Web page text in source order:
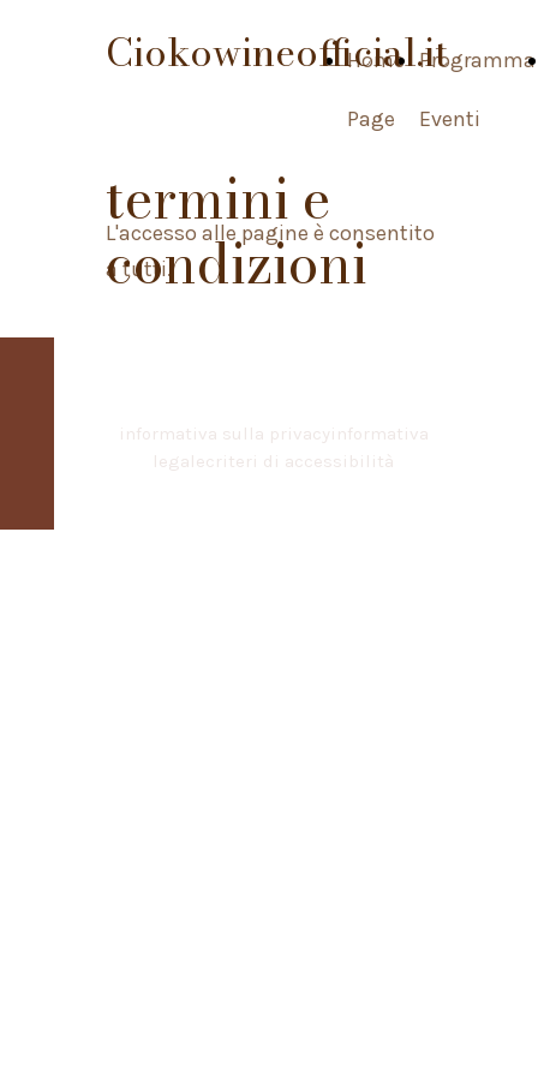
Ciokowineofficial.it
Home
Page
Programma
Eventi
informativa sulla privacyinformativa
legalecriteri di accessibilità
termini e
condizioni
L'accesso alle pagine è consentito
a tutti.